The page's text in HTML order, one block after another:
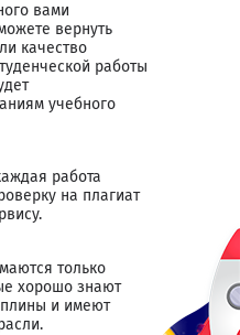
вами
вернуть
качество
работы
учебного
работа
на плагиат
только
хорошо знают
и имеют